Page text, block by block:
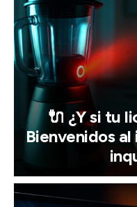
🔌 ¿Y si tu
Bienvenidos